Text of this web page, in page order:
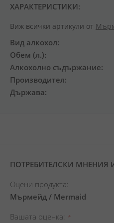
ХАРАКТЕРИСТИКИ:
Виж всички артикули от
Вид алкохол
Обем (л.)
Алкохолно съдържание
Производител
Държава
ПОТРЕБИТЕЛСКИ МНЕНИЯ
Оцени продукта:
Мърмейд / Mermaid
Вашата оценка